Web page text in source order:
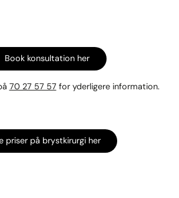
Book konsultation her
70 27 57 57for yderligere information.
priser på brystkirurgi her